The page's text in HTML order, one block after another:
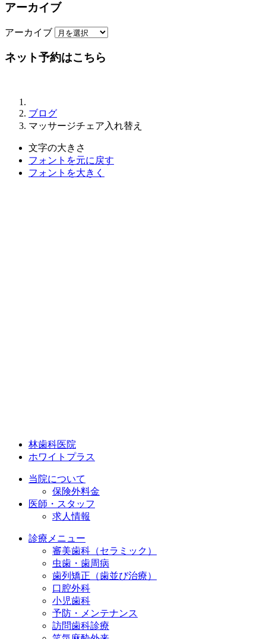
アーカイブ
アーカイブ
ネット予約はこちら
ブログ
マッサージチェア入れ替え
文字の大きさ
フォントを元に戻す
フォントを大きく
林歯科医院
ホワイトプラス
当院について
保険外料金
医師・スタッフ
求人情報
診療メニュー
審美歯科（セラミック）
虫歯・歯周病
歯列矯正（歯並び治療）
口腔外科
小児歯科
予防・メンテナンス
訪問歯科診療